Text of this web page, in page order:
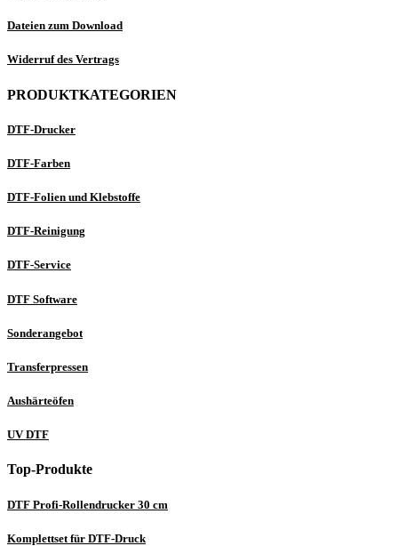
Dateien zum Download
Widerruf des Vertrags
PRODUKTKATEGORIEN
DTF-Drucker
DTF-Farben
DTF-Folien und Klebstoffe
DTF-Reinigung
DTF-Service
DTF Software
Sonderangebot
Transferpressen
Aushärteöfen
UV DTF
Top-Produkte
DTF Profi-Rollendrucker 30 cm
Komplettset für DTF-Druck